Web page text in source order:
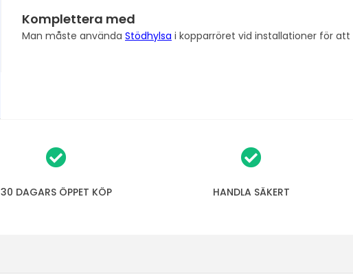
Komplettera med
Man måste använda Stödhylsa i kopparröret vid installationer för att
30 DAGARS ÖPPET KÖP HANDLA SÄKERT